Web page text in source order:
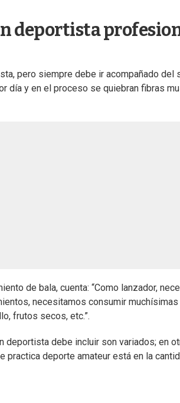
deportista
pero siempre debe ir acompañado
día y en el proceso se quiebran fibras
de bala, cuenta: “Como lanzador,
necesitamos consumir
frutos secos, etc.”.
debe incluir son variados; en
practica deporte amateur está en la